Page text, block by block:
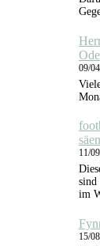
09/
11/
sind
im
15/